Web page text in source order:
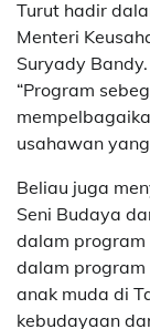
Turut hadir
Menteri
Suryady
“Program
usahawan
Beliau juga
Seni Budaya
dalam
dalam program
anak muda di
kebudayaan